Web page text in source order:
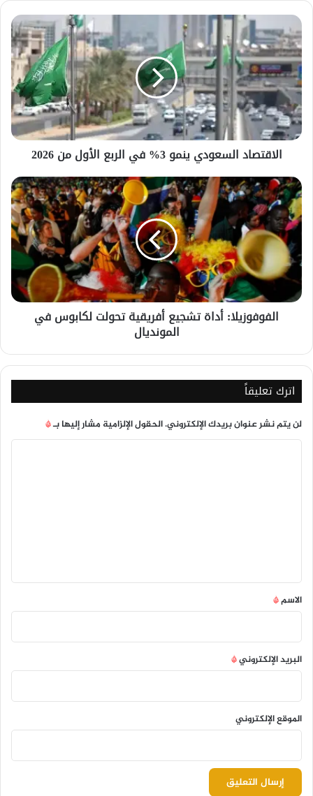
الاقتصاد
السعودي
ينمو
3%
في
الربع
الأول
من
2026
الاقتصاد السعودي ينمو 3% في الربع الأول من 2026
الفوفوزيلا:
أداة
تشجيع
أفريقية
تحولت
لكابوس
في
المونديال
الفوفوزيلا: أداة تشجيع أفريقية تحولت لكابوس في
المونديال
اترك تعليقاً
لن يتم نشر عنوان بريدك الإلكتروني.الحقول الإلزامية مشار إليها بـ*
*
الاسم*
البريد الإلكتروني*
الموقع الإلكتروني